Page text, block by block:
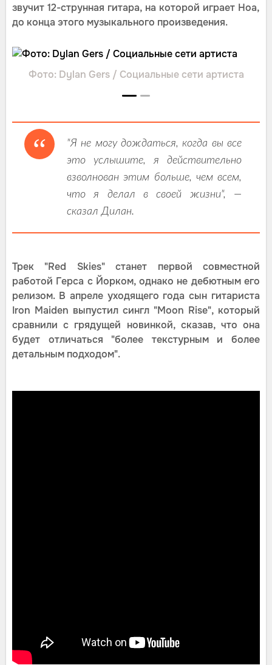
звучит 12-струнная гитара, на которой играет Ноа,
до конца этого музыкального произведения.
Фото: Dylan Gers / Социальные сети артиста
"Я не могу дождаться, когда вы все
это услышите, я действительно
взволнован этим больше, чем всем,
что я делал в своей жизни", —
сказал Дилан.
Трек "Red Skies" станет первой совместной
работой Герса с Йорком, однако не дебютным его
релизом. В апреле уходящего года сын гитариста
Iron Maiden выпустил сингл "Moon Rise", который
сравнили с грядущей новинкой, сказав, что она
будет отличаться "более текстурным и более
детальным подходом".